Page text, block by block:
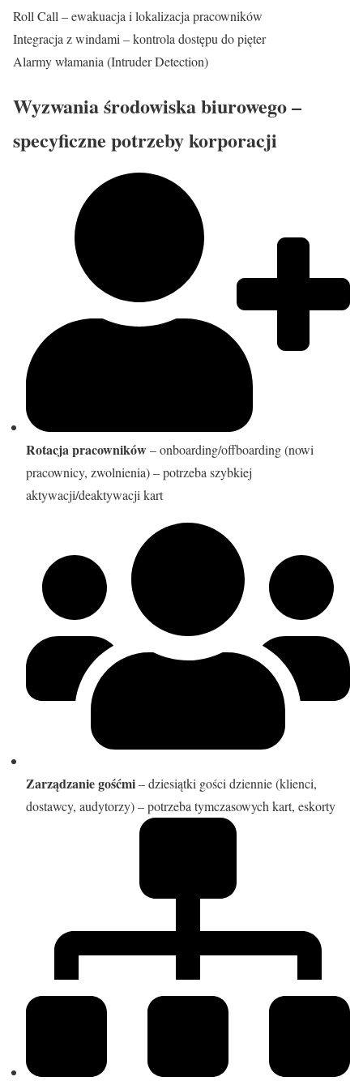
Roll Call – ewakuacja i lokalizacja pracowników
Integracja z windami – kontrola dostępu do pięter
Alarmy włamania (Intruder Detection)
Wyzwania środowiska biurowego –
specyficzne potrzeby korporacji
Rotacja pracowników– onboarding/offboarding (nowi
pracownicy, zwolnienia) – potrzeba szybkiej
aktywacji/deaktywacji kart
Zarządzanie gośćmi– dziesiątki gości dziennie (klienci,
dostawcy, audytorzy) – potrzeba tymczasowych kart, eskorty